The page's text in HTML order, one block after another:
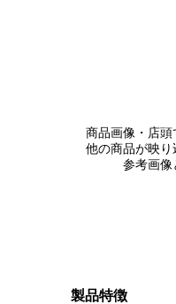
商品画像・店頭
他の商品が映り
参考画像
製品特徴